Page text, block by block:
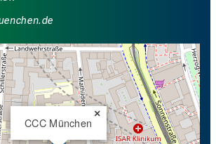
CCC München
×